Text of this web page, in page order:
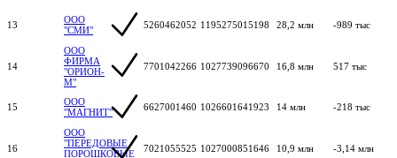
13
ООО
"СМИ"
5260462052 1195275015198 28,2 млн -989 тыс
14
ООО
ФИРМА
"ОРИОН-
М"
7701042266 1027739096670 16,8 млн 517 тыс
15
ООО
"МАГНИТ"
6627001460 1026601641923 14 млн -218 тыс
16
ООО
"ПЕРЕДОВЫЕ
ПОРОШКОВЫЕ
7021055525 1027000851646 10,9 млн -3,14 млн